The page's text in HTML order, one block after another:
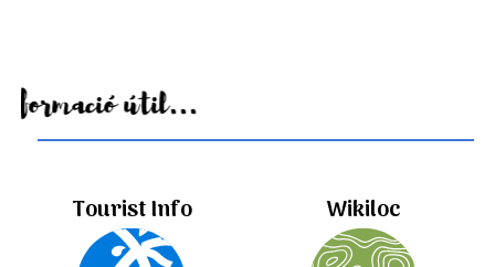
Informació útil...
Tourist Info Wikiloc